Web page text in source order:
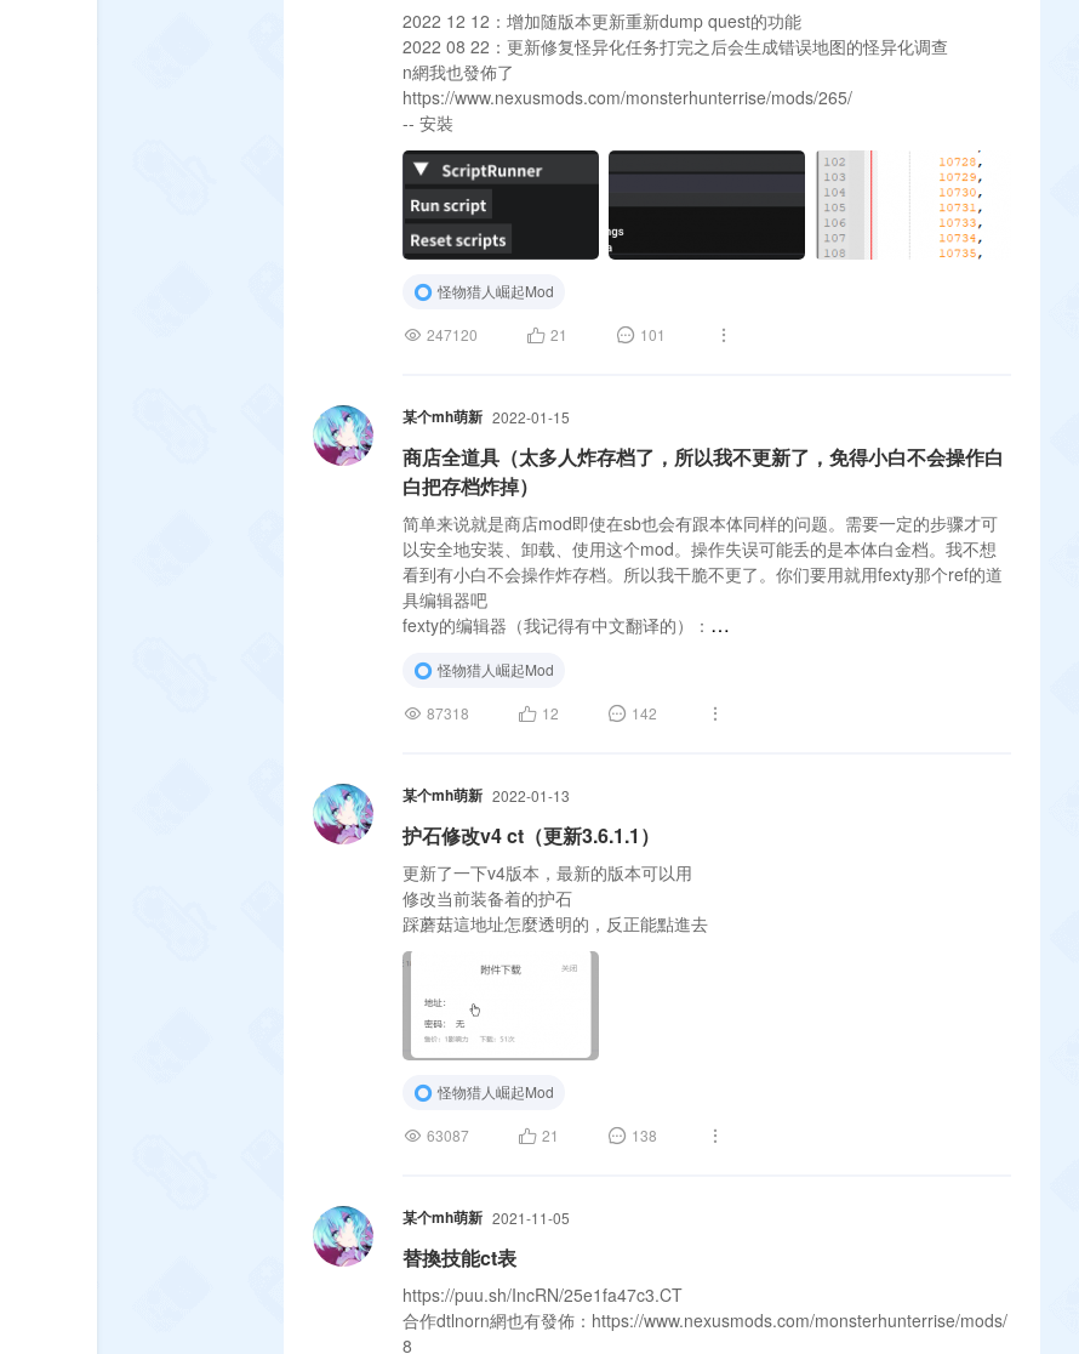
2022 12 12：增加随版本更新重新dump quest的功能
2022 08 22：更新修复怪异化任务打完之后会生成错误地图的怪异化调查
n網我也發佈了
https://www.nexusmods.com/monsterhunterrise/mods/265/
-- 安裝
怪物猎人崛起Mod
247120 21 101
某个mh萌新 2022-01-15
商店全道具（太多人炸存档了，所以我不更新了，免得小白不会操作白
白把存档炸掉）
简单来说就是商店mod即使在sb也会有跟本体同样的问题。需要一定的步骤才可
以安全地安装、卸载、使用这个mod。操作失误可能丢的是本体白金档。我不想
看到有小白不会操作炸存档。所以我干脆不更了。你们要用就用fexty那个ref的道
具编辑器吧
fexty的编辑器（我记得有中文翻译的）：
怪物猎人崛起Mod
87318 12 142
某个mh萌新 2022-01-13
护石修改v4 ct（更新3.6.1.1）
更新了一下v4版本，最新的版本可以用
修改当前装备着的护石
踩蘑菇這地址怎麼透明的，反正能點進去
怪物猎人崛起Mod
63087 21 138
某个mh萌新 2021-11-05
替換技能ct表
https://puu.sh/IncRN/25e1fa47c3.CT
合作dtlnorn網也有發佈：https://www.nexusmods.com/monsterhunterrise/mods/
8